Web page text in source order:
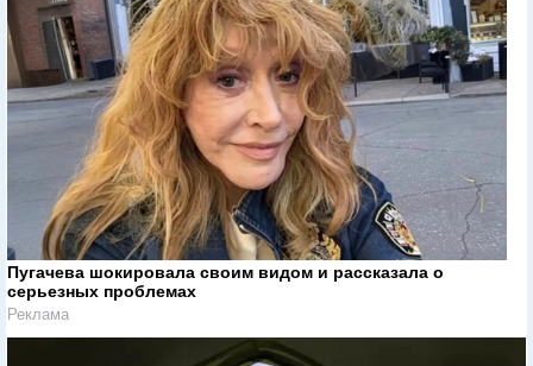
Пугачева шокировала своим видом и рассказала о
серьезных проблемах
Реклама